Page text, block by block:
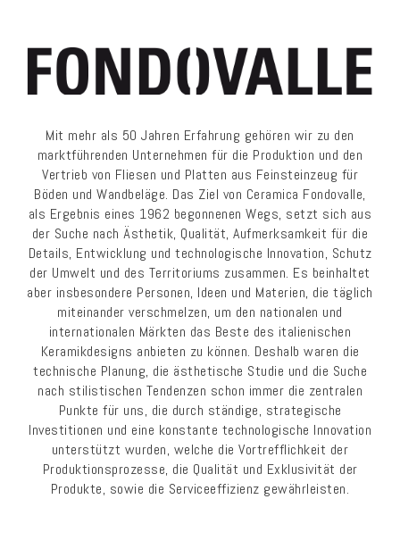
Mit mehr als 50 Jahren Erfahrung gehören wir zu den
marktführenden Unternehmen für die Produktion und den
Vertrieb von Fliesen und Platten aus Feinsteinzeug für
Böden und Wandbeläge. Das Ziel von Ceramica Fondovalle,
als Ergebnis eines 1962 begonnenen Wegs, setzt sich aus
der Suche nach Ästhetik, Qualität, Aufmerksamkeit für die
Details, Entwicklung und technologische Innovation, Schutz
der Umwelt und des Territoriums zusammen. Es beinhaltet
aber insbesondere Personen, Ideen und Materien, die täglich
miteinander verschmelzen, um den nationalen und
internationalen Märkten das Beste des italienischen
Keramikdesigns anbieten zu können. Deshalb waren die
technische Planung, die ästhetische Studie und die Suche
nach stilistischen Tendenzen schon immer die zentralen
Punkte für uns, die durch ständige, strategische
Investitionen und eine konstante technologische Innovation
unterstützt wurden, welche die Vortrefflichkeit der
Produktionsprozesse, die Qualität und Exklusivität der
Produkte, sowie die Serviceeffizienz gewährleisten.